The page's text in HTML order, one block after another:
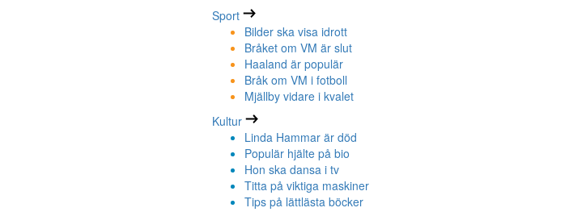
Sport
Bilder ska visa idrott
Bråket om VM är slut
Haaland är populär
Bråk om VM i fotboll
Mjällby vidare i kvalet
Kultur
Linda Hammar är död
Populär hjälte på bio
Hon ska dansa i tv
Titta på viktiga maskiner
Tips på lättlästa böcker